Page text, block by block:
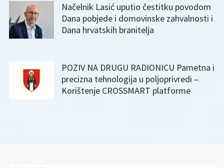
Načelnik Lasić uputio čestitku povodom
Dana pobjede i domovinske zahvalnosti i
Dana hrvatskih branitelja
POZIV NA DRUGU RADIONICU Pametna i
precizna tehnologija u poljoprivredi –
Korištenje CROSSMART platforme